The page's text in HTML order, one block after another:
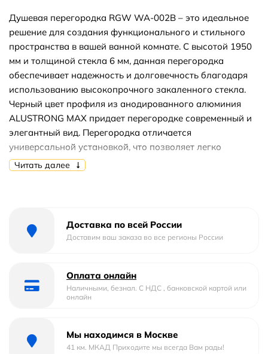
Душевая перегородка RGW WA-002B – это идеальное
решение для создания функционального и стильного
пространства в вашей ванной комнате. С высотой 1950
мм и толщиной стекла 6 мм, данная перегородка
обеспечивает надежность и долговечность благодаря
использованию высокопрочного закаленного стекла.
Черный цвет профиля из анодированного алюминия
ALUSTRONG MAX придает перегородке современный и
элегантный вид. Перегородка отличается
универсальной установкой, что позволяет легко
монтировать её даже в помещениях с неровными
герметичности 3 предотвращает утечки и брызги,
создавая комфортное пространство во время душевых
перегородкой, позволяя быстро очищать её от
загрязнений. Регулируемый профиль обеспечивает
эксплуатации 15 лет и обеспечивается гарантией 3
года, что подтверждает её высокое качество и
Читать далее
Доставка по всей России
Доставим ваш заказа во все регионы России
Оплата онлайн
Наличными, безнал. С НДС , банковской картой или
онлайн
Мы находимся в Москве
41 км. МКАД Приходите мы всегда Вам рады!